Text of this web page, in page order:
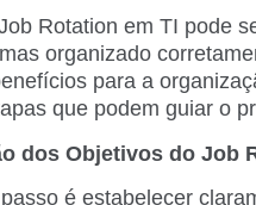
Rotation em TI pode
organizado
para a
que podem guiar o
dos Objetivos do Job
é estabelecer